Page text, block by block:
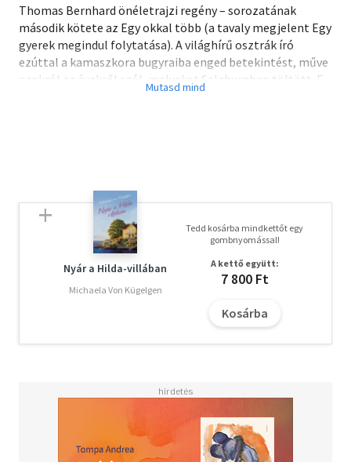
Thomas Bernhard önéletrajzi regény – sorozatának
második kötete az Egy okkal több (a tavaly megjelent Egy
gyerek megindul folytatása). A világhírű osztrák író
ezúttal a kamaszkora bugyraiba enged betekintést, műve
azokról az évekről szól, melyeket Salzburgban töltött. E
Nyár a Hilda-villában
Michaela Von Kügelgen
Tedd kosárba mindkettőt egy
gombnyomással!
A kettő együtt:
7 800 Ft
Kosárba